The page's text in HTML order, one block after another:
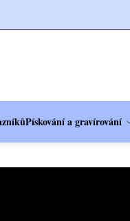
Pískování a gravírování